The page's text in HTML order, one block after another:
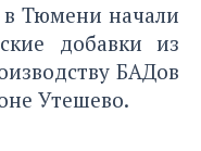
в Тюмени начали
добавки из
БАДов
Утешево.